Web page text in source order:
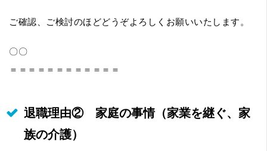
ご確認、ご検討のほどどうぞよろしくお願いいたします。
〇〇
＝＝＝＝＝＝＝＝＝＝＝＝
退職理由② 家庭の事情（家業を継ぐ、家
族の介護）